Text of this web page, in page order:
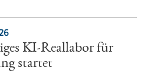
KI-Reallabor für
startet